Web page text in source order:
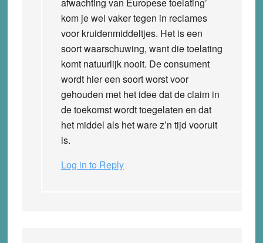
kom je wel vaker tegen in reclames
voor kruidenmiddeltjes. Het is een
soort waarschuwing, want die toelating
komt natuurlijk nooit. De consument
wordt hier een soort worst voor
gehouden met het idee dat de claim in
de toekomst wordt toegelaten en dat
het middel als het ware z’n tijd vooruit
is.
Log in to Reply